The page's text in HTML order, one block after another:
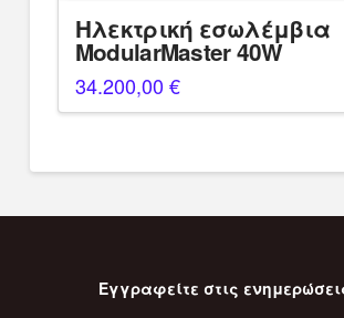
Ηλεκτρική εσωλέμβια
ModularMaster 40W
34.200,00€
Εγγραφείτε στις